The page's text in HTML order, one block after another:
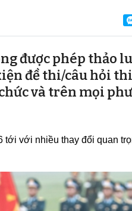
được phép thảo
đề thi/câu hỏi
và trên mọi
tới với nhiều thay đổi quan